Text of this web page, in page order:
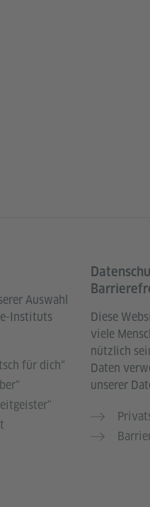
Auswahl
Instituts
für dich“
Diese
viele
nützlich
Daten
unserer